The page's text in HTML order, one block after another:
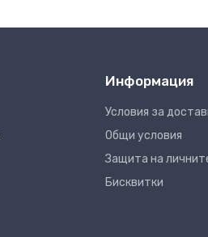
Информация
Условия за
Общи условия
Защита на
Бисквитки